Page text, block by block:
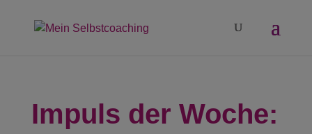
Impuls der Woche: